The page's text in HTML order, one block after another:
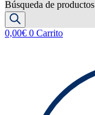
Búsqueda de productos
0,00€ 0 Carrito